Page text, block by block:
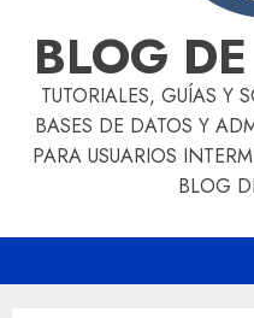
BLOG
TUTORIALES, GUÍAS Y
BASES DE DATOS Y
PARA USUARIOS
BLOG